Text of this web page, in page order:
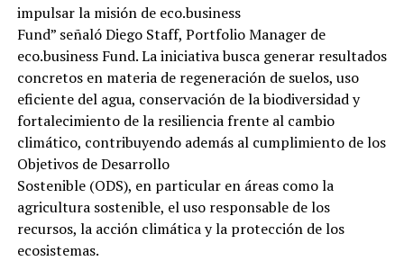
impulsar la misión de eco.business
Fund” señaló Diego Staff, Portfolio Manager de
eco.business Fund. La iniciativa busca generar resultados
concretos en materia de regeneración de suelos, uso
eficiente del agua, conservación de la biodiversidad y
fortalecimiento de la resiliencia frente al cambio
climático, contribuyendo además al cumplimiento de los
Objetivos de Desarrollo
Sostenible (ODS), en particular en áreas como la
agricultura sostenible, el uso responsable de los
recursos, la acción climática y la protección de los
ecosistemas.